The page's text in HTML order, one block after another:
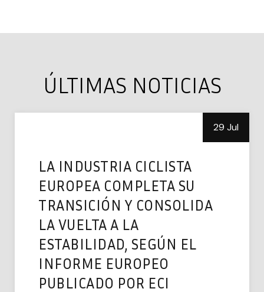
ÚLTIMAS NOTICIAS
29 Jul
LA INDUSTRIA CICLISTA
EUROPEA COMPLETA SU
TRANSICIÓN Y CONSOLIDA
LA VUELTA A LA
ESTABILIDAD, SEGÚN EL
INFORME EUROPEO
PUBLICADO POR ECI